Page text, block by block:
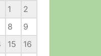
1
2
8
9
15
16